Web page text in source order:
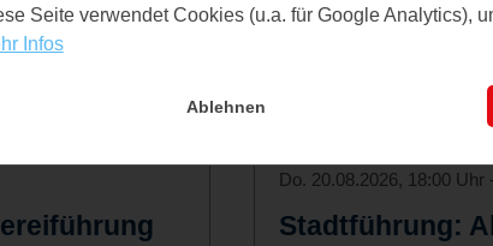
- Maasholm
Do. 20.08.2026, 18:00 Uhr
Stadtführung:
Seite verwendet Cookies (u.a. für Google Analytics),
Infos
Ablehnen